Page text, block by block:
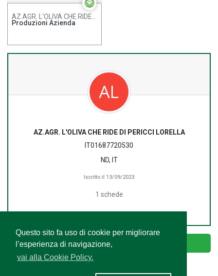
Questo sito fa uso di cookie per migliorare
l’esperienza di navigazione,
vai alla Cookie Policy.
Produzioni Azienda
AZ.AGR. L'OLIVA CHE RIDE DI PERICCI LORELLA
IT01687720530
ND, IT
Iscritto il 13/09/2023
1 schede
Accedi